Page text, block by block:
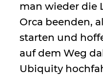
man wieder die
Orca beenden,
starten und
auf dem Weg
Ubiquity